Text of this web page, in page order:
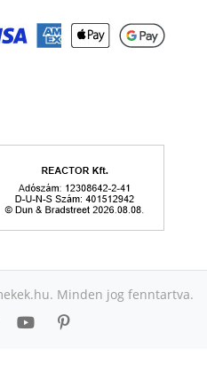
Minden jog fenntartva.